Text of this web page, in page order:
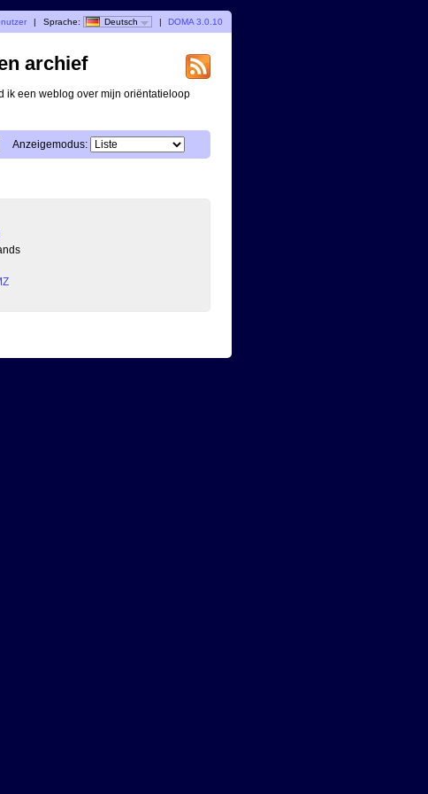
| Sprache: Deutsch | DOMA 3.0.10
archief
ik een weblog over mijn oriëntatieloop
Anzeigemodus: